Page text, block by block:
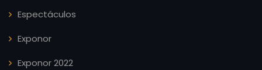
Espectáculos
Exponor
Exponor 2022